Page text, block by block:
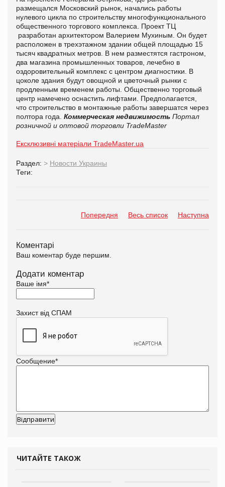
размещался Московский рынок, начались работы
нулевого цикла по строительству многофункционального
общественного торгового комплекса. Проект ТЦ
разработан архитектором Валерием Мухиным. Он будет
расположен в трехэтажном здании общей площадью 15
тысяч квадратных метров. В нем разместятся гастроном,
два магазина промышленных товаров, лечебно в
оздоровительный комплекс с центром диагностики. В
цоколе здания будут овощной и цветочный рынки с
продленным временем работы. Общественно торговый
центр намечено оснастить лифтами. Предполагается,
что строительство в монтажные работы завершатся через
полтора года. Коммерческая недвижимость Портал
розничной и оптовой торговли TradeMaster
Ексклюзивні матеріали TradeMaster.ua
Раздел: > Новости Украины
Теги:
Попередня Весь список Наступна
Коментарі
Ваш коментар буде першим.
Додати коментар
Ваше імя*
Захист від СПАМ
Сообщение*
ЧИТАЙТЕ ТАКОЖ